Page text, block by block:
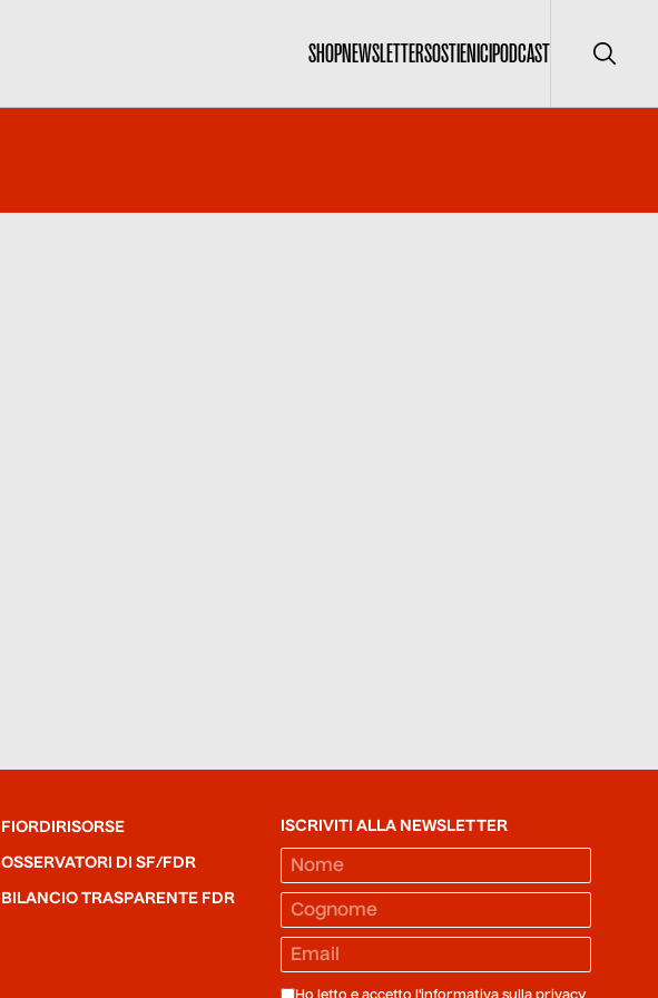
SHOPNEWSLETTERSOSTIENICIPODCAST Cerca
FIORDIRISORSE
OSSERVATORI DI SF/FDR
BILANCIO TRASPARENTE FDR
ISCRIVITI ALLA NEWSLETTER